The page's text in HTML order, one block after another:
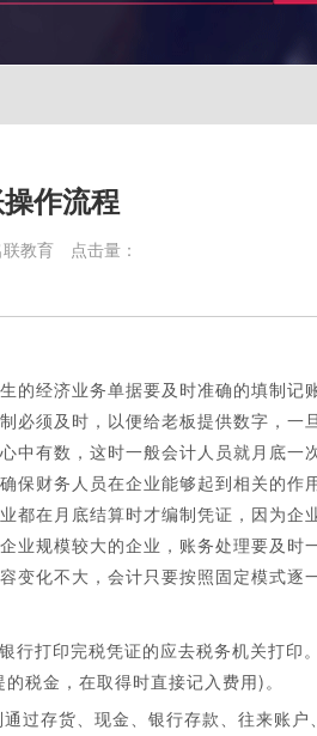
作流程
教育 点击量：
经济业务单据要及时准确的填制记
必须及时，以便给老板提供数字，一
中有数，这时一般会计人员就月底一
保财务人员在企业能够起到相关的作
都在月底结算时才编制凭证，因为企
业规模较大的企业，账务处理要及时
化不大，会计只要按照固定模式逐
打印完税凭证的应去税务机关打印
税金，在取得时直接记入费用)。
过存货、现金、银行存款、往来账户